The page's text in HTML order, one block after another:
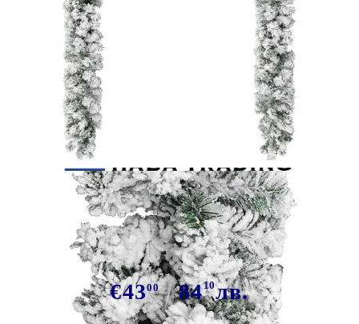
Коледен гирлянд със сняг, зелен, 5
м, PVC
€4300 8410лв.